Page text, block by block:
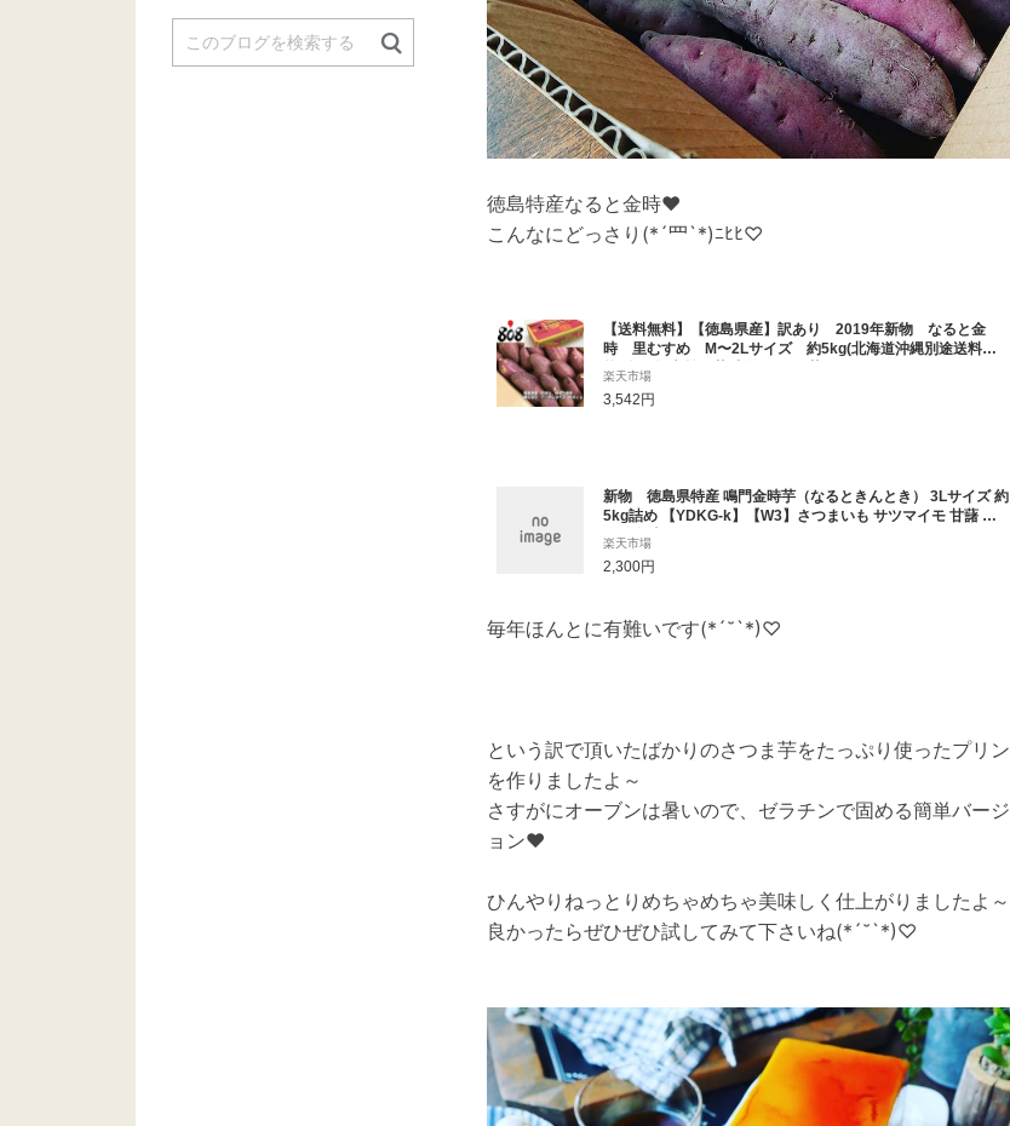
徳島特産なると金時❤️
こんなにどっさり(*´罒`*)ﾆﾋﾋ♡
【送料無料】【徳島県産】訳あり 2019年新物 なると金
時 里むすめ M〜2Lサイズ 約5kg(北海道沖縄別途送料加
算)鳴門金時/焼き芋/煮物/さつま芋/さつまいも/サツマイモ/サツ
マ芋/薩摩芋/スイートポテト/芋菓子/栗きんとん/スイーツ/お菓
子/苗
楽天市場
3,542円
新物 徳島県特産 鳴門金時芋（なるときんとき） 3Lサイズ 約
5kg詰め 【YDKG-k】【W3】さつまいも サツマイモ 甘藷 な
ると金時
楽天市場
2,300円
毎年ほんとに有難いです(*´˘`*)♡
という訳で頂いたばかりのさつま芋をたっぷり使ったプリン
を作りましたよ～
さすがにオーブンは暑いので、ゼラチンで固める簡単バージ
ョン❤️
ひんやりねっとりめちゃめちゃ美味しく仕上がりましたよ～
良かったらぜひぜひ試してみて下さいね(*´˘`*)♡